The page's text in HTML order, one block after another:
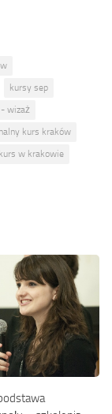
kursy sep
- wizaż
kurs kraków
w krakowie